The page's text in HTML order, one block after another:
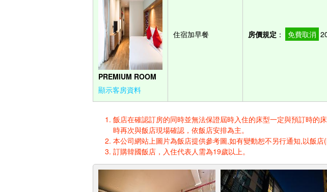
PREMIUM ROOM
顯示客房資料
住宿加早餐 房價規定 ： 免費取消
飯店在確認訂房的同時並無法保證屆時入住的床型一定與預訂時的
時再次與飯店現場確認，依飯店安排為主。
本公司網站上圖片為飯店提供參考圖,如有變動恕不另行通知,以飯店
訂購韓國飯店，入住代表人需為19歲以上。